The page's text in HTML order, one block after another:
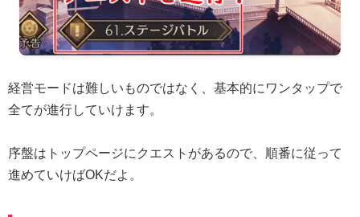
経営モードは難しいものではなく、基本的にワンタップで
全てが進行していけます。
序盤はトップページにクエストがあるので、順番に従って
進めていけばOKだよ。